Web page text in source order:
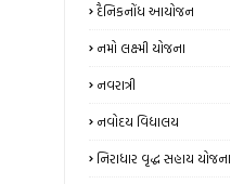
દૈનિકનોંધ આયોજન
નમો લક્ષ્મી યોજના
નવરાત્રી
નવોદય વિદ્યાલય
નિરાધાર વૃદ્ધ સહાય યોજના